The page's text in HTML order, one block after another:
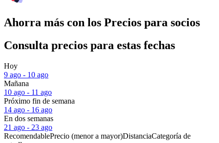
Ahorra más con los Precios para socios
Consulta precios para estas fechas
Hoy
9 ago - 10 ago
Mañana
10 ago - 11 ago
Próximo fin de semana
14 ago - 16 ago
En dos semanas
21 ago - 23 ago
RecomendablePrecio (menor a mayor)DistanciaCategoría de